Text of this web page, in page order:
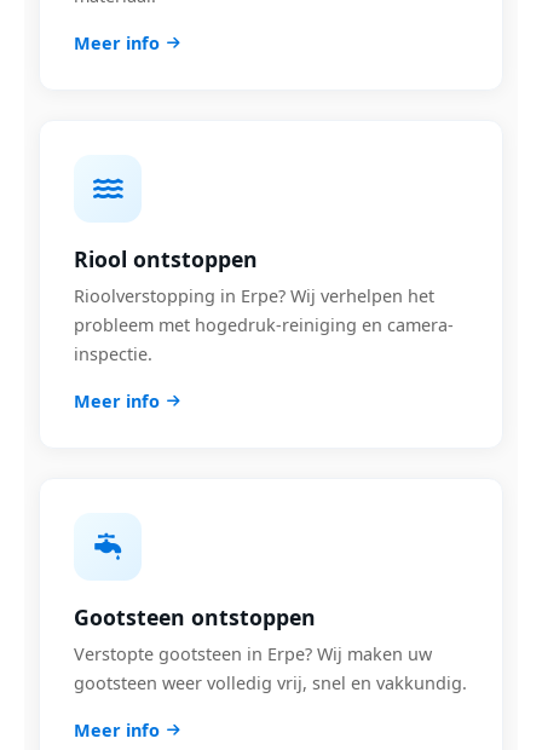
Meer info
Riool ontstoppen
Rioolverstopping in Erpe? Wij verhelpen het
probleem met hogedruk-reiniging en camera-
inspectie.
Meer info
Gootsteen ontstoppen
Verstopte gootsteen in Erpe? Wij maken uw
gootsteen weer volledig vrij, snel en vakkundig.
Meer info